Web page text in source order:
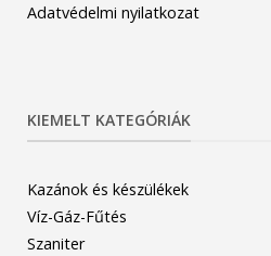
Adatvédelmi nyilatkozat
KIEMELT KATEGÓRIÁK
Kazánok és készülékek
Víz-Gáz-Fűtés
Szaniter